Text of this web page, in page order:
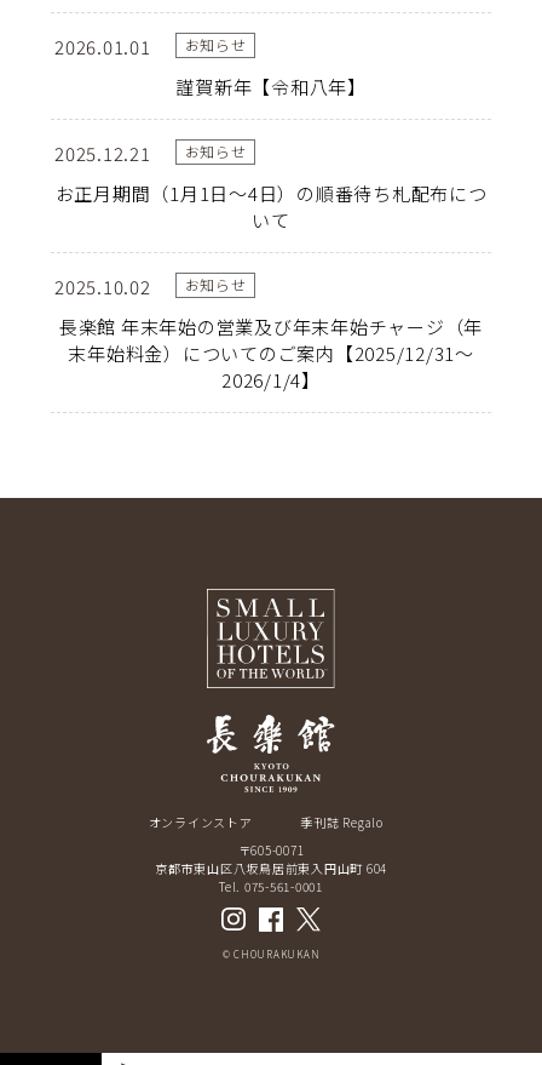
2026.01.01 お知らせ
謹賀新年【令和八年】
2025.12.21 お知らせ
お正月期間（1月1日～4日）の順番待ち札配布につ
いて
2025.10.02 お知らせ
長楽館 年末年始の営業及び年末年始チャージ（年
末年始料金）についてのご案内【2025/12/31～
2026/1/4】
オンラインストア
季刊誌 Regalo
〒605-0071
京都市東山区八坂鳥居前東入円山町 604
Tel. 075-561-0001
© CHOURAKUKAN